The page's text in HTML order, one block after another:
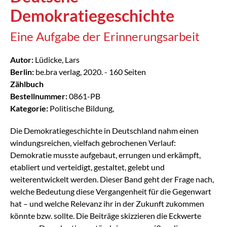
Demokratiegeschichte
Eine Aufgabe der Erinnerungsarbeit
Autor: Lüdicke, Lars
Berlin: be.bra verlag, 2020. - 160 Seiten
Zählbuch
Bestellnummer:0861-PB
Kategorie: Politische Bildung,
Die Demokratiegeschichte in Deutschland nahm einen
windungsreichen, vielfach gebrochenen Verlauf:
Demokratie musste aufgebaut, errungen und erkämpft,
etabliert und verteidigt, gestaltet, gelebt und
weiterentwickelt werden. Dieser Band geht der Frage nach,
welche Bedeutung diese Vergangenheit für die Gegenwart
hat – und welche Relevanz ihr in der Zukunft zukommen
könnte bzw. sollte. Die Beiträge skizzieren die Eckwerte